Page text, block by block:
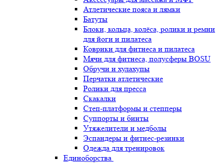
Атлетические пояса и лямки
Батуты
Блоки, кольца, колёса, ролики и ремни
для йоги и пилатеса
Коврики для фитнеса и пилатеса
Мячи для фитнеса, полусферы BOSU
Обручи и хулахупы
Перчатки атлетические
Ролики для пресса
Скакалки
Степ-платформы и степперы
Суппорты и бинты
Утяжелители и медболы
Эспандеры и фитнес-резинки
Одежда для тренировок
Единоборства